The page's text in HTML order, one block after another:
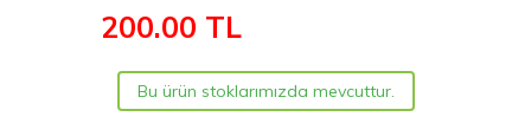
200.00 TL
Bu ürün stoklarımızda mevcuttur.